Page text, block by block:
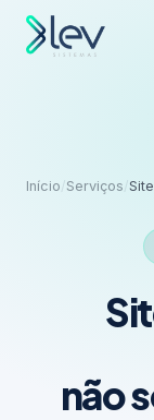
Início Serviços
não